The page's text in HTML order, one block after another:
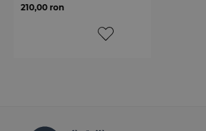
210,00 ron